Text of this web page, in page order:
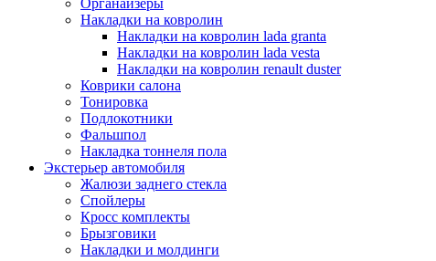
Органайзеры
Накладки на ковролин
Накладки на ковролин lada granta
Накладки на ковролин lada vesta
Накладки на ковролин renault duster
Коврики салона
Тонировка
Подлокотники
Фальшпол
Накладка тоннеля пола
Экстерьер автомобиля
Жалюзи заднего стекла
Спойлеры
Кросс комплекты
Брызговики
Накладки и молдинги